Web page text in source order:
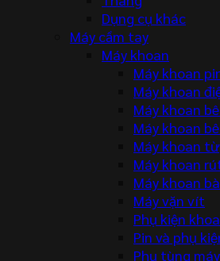
Dụng cụ khác
Máy cầm tay
Máy khoan
Máy khoan
Máy khoan
Máy khoan
Máy khoan
Máy khoan từ
Máy khoan
Máy khoan
Máy vặn vít
Phụ kiện
Pin và phụ
Phụ tùng